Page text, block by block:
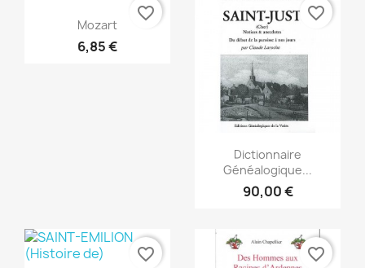
Anteprima
Mozart
6,85 €
favorite_border
Anteprima
Dictionnaire
Généalogique...
90,00 €
favorite_border
favorite_border favorite_border